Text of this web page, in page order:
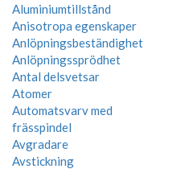
Aluminiumtillstånd
Anisotropa egenskaper
Anlöpningsbeständighet
Anlöpningssprödhet
Antal delsvetsar
Atomer
Automatsvarv med
frässpindel
Avgradare
Avstickning